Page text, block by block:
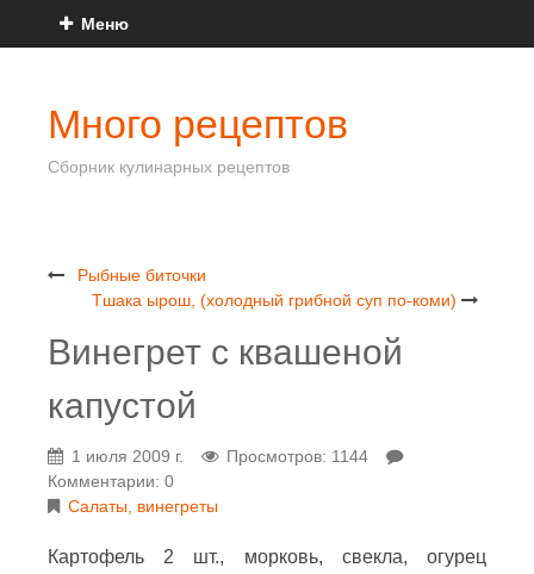
Меню
Много рецептов
Сборник кулинарных рецептов
Рыбные биточки
Тшака ырош, (холодный грибной суп по-коми)
Винегрет с квашеной
капустой
1 июля 2009 г.
Просмотров: 1144
Комментарии: 0
Салаты, винегреты
Картофель 2 шт., морковь, свекла, огурец